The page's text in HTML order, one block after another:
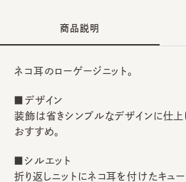
商品説明
ネコ耳のローゲージニット。
■デザイン
装飾は省きシンプルなデザインに仕上
おすすめ。
■シルエット
折り返しニットにネコ耳を付けたキュー